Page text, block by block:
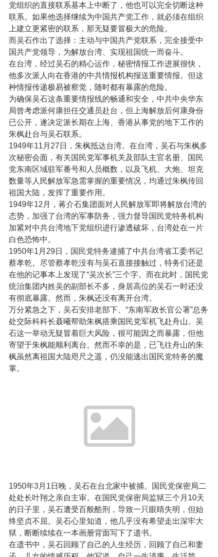
党组织的直接联系基本上中断了，他也可以完全切断这种
联系。如果他选择继续为中国共产党工作，就必须在组织
上建立更紧密的联系，那无疑要冒极大的危险。
而吴石作出了选择：主动与中国共产党联系，完全接受中
国共产党领导，为解放台湾、实现祖国统一而奋斗。
在台湾，经过吴石的精心运作，秘密情报工作进展很快，
他多次派人向在香港的中共情报机构报送重要情报。但这
种情报传递极易被察觉，随时都有暴露的危险。
为确保吴石这条重要情报线的畅通和安全，中共中央华东
局曾考虑派何康担任交通员赴台，但上海解放后何康身份
已公开，遂决定派长期在上海、香港从事党的地下工作的
朱枫赴台与吴石联系。
1949年11月27日，朱枫抵达台湾。在台湾，吴石与朱枫多
次秘密会面，有关国民党军事机关及部队主官名册、国民
党东南区域驻军番号和人员概数，以及飞机、大炮、坦克
数量等人民解放军急需掌握的重要情况，均通过朱枫传回
祖国大陆，发挥了重要作用。
1949年12月，蒋介石集团面对人民解放军即将解放台湾的
态势，加强了台湾的军事防务，强力督导国民党特务机构
加紧对中共台湾地下党组织进行渗透破坏，台湾处在一片
白色恐怖中。
1950年1月29日，国民党特务逮捕了中共台湾省工委书记
蔡孝乾。尽管蔡孝乾没有与吴石直接接触过，特务们还是
在他的记事本上发现了“吴次长”三个字。而在此时，国民党
统治集团内姓吴的副部长不多，身居高位的吴石一时还没
有彻底暴露。然而，朱枫还没有离开台湾。
万分紧急之下，吴石安排老部下、“东南军政长官公署”总务
处交际科科长聂曦帮助朱枫搭乘国民党军机飞赴舟山。吴
石这一举动无疑冒着巨大风险，很可能因之而暴露，但他
寄望于朱枫能顺利离台。然而不幸的是，已飞往舟山的朱
枫虽然离祖国大陆咫尺之遥，仍没能逃出国民党特务的魔
掌。
1950年3月1日晚，吴石在台北家中被捕。国民党保密局二
处处长叶翔之亲自主审。在国民党保密局监狱三个月10天
的日子里，吴石遭受百般酷刑，导致一只眼睛失明，但始
终坚贞不屈。吴石心里知道，他几乎没有希望走出深牢大
狱，断断续续在一本画册背面写下了遗书。
在遗书中，吴石回顾了自己的人生经历，回顾了自己和妻